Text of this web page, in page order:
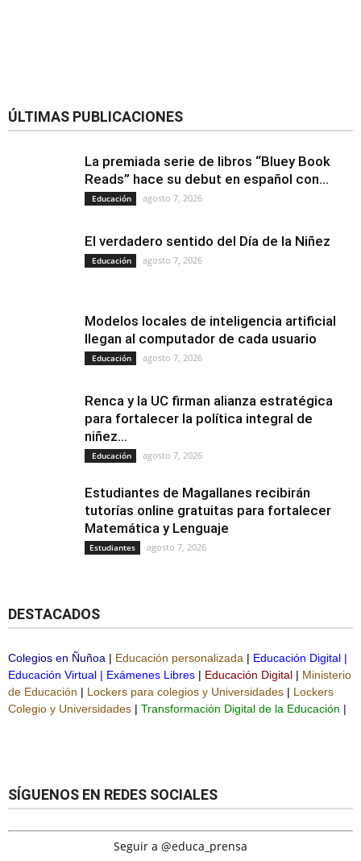
ÚLTIMAS PUBLICACIONES
La premiada serie de libros “Bluey Book
Reads” hace su debut en español con...
Educación agosto 7, 2026
El verdadero sentido del Día de la Niñez
Educación agosto 7, 2026
Modelos locales de inteligencia artificial
llegan al computador de cada usuario
Educación agosto 7, 2026
Renca y la UC firman alianza estratégica
para fortalecer la política integral de
niñez...
Educación agosto 7, 2026
Estudiantes de Magallanes recibirán
tutorías online gratuitas para fortalecer
Matemática y Lenguaje
Estudiantes agosto 7, 2026
DESTACADOS
Colegios en Ñuñoa | Educación personalizada | Educación Digital |
Educación Virtual | Exámenes Libres | Educación Digital | Ministerio
de Educación | Lockers para colegios y Universidades | Lockers
Colegio y Universidades | Transformación Digital de la Educación |
SÍGUENOS EN REDES SOCIALES
Seguir a @educa_prensa